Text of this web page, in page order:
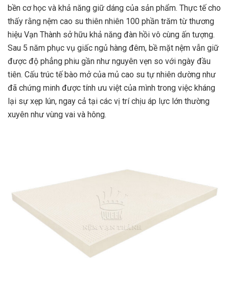
bền cơ học và khả năng giữ dáng của sản phẩm. Thực tế cho
thấy rằng nệm cao su thiên nhiên 100 phần trăm từ thương
hiệu Vạn Thành sở hữu khả năng đàn hồi vô cùng ấn tượng.
Sau 5 năm phục vụ giấc ngủ hàng đêm, bề mặt nệm vẫn giữ
được độ phẳng phiu gần như nguyên vẹn so với ngày đầu
tiên. Cấu trúc tế bào mở của mủ cao su tự nhiên dường như
đã chứng minh được tính ưu việt của mình trong việc kháng
lại sự xẹp lún, ngay cả tại các vị trí chịu áp lực lớn thường
xuyên như vùng vai và hông.